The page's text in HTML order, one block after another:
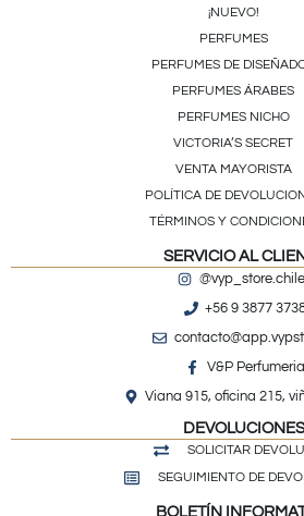
¡NUEVO!
PERFUMES
PERFUMES DE
PERFUMES ÁRABES
PERFUMES NICHO
VICTORIA’S SECRET
VENTA MAYORISTA
POLÍTICA DE
TÉRMINOS Y
SERVICIO AL
+56 9 3877
V&P Perfumeria
Viana 915, oficina 215,
DEVOLUCIONES
SOLICITAR
SEGUIMIENTO DE
BOLETÍN